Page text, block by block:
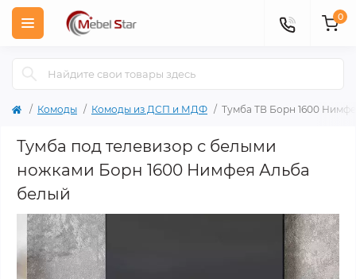
0
Комоды Комоды из ДСП и МДФ Тумба ТВ Борн 1600
Тумба под телевизор с белыми
ножками Борн 1600 Нимфея Альба
белый